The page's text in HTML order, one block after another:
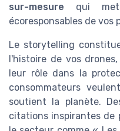
sur-mesure qui met
écoresponsables de vos
Le storytelling
l'histoire de vos
leur rôle dans la
consommateurs
soutient la planète.
citations inspirantes de